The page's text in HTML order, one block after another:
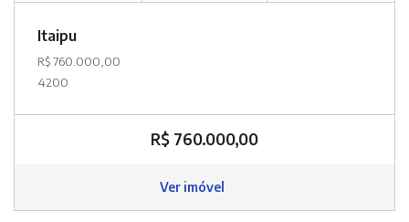
Itaipu
R$ 760.000,00
4200
R$ 760.000,00
Ver imóvel